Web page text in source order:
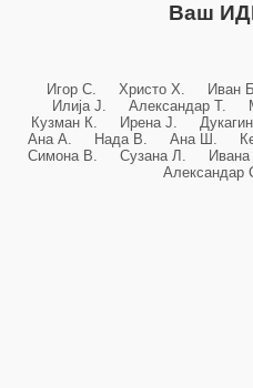
Ваш
Игор С. Христо Х. Иван
Илија Ј. Александар Т.
Кузман К. Ирена Ј.
Ана А. Нада В. Ана Ш.
Симона В. Сузана Л.